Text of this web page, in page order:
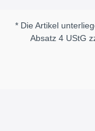
* Die Artikel
Absatz 4 UStG